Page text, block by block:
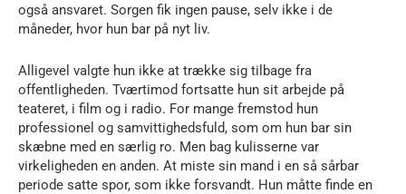
også ansvaret. Sorgen fik ingen pause, selv ikke i de
måneder, hvor hun bar på nyt liv.
Alligevel valgte hun ikke at trække sig tilbage fra
offentligheden. Tværtimod fortsatte hun sit arbejde på
teateret, i film og i radio. For mange fremstod hun
professionel og samvittighedsfuld, som om hun bar sin
skæbne med en særlig ro. Men bag kulisserne var
virkeligheden en anden. At miste sin mand i en så sårbar
periode satte spor, som ikke forsvandt. Hun måtte finde en